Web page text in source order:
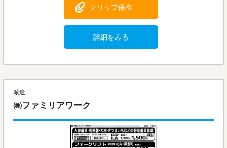
クリップ保存
詳細をみる
派遣
㈱ファミリアワーク